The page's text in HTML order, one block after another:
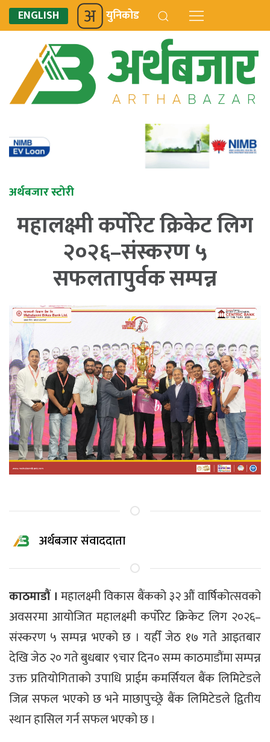
ENGLISH युनिकोड
अर्थबजार स्टोरी
महालक्ष्मी कर्पोरेट क्रिकेट लिग
२०२६–संस्करण ५
सफलतापुर्वक सम्पन्न
अर्थबजार संवाददाता
काठमाडौं । महालक्ष्मी विकास बैंकको ३२ औं वार्षिकोत्सवको
अवसरमा आयोजित महालक्ष्मी कर्पोरेट क्रिकेट लिग २०२६–
संस्करण ५ सम्पन्न भएको छ । यहीँ जेठ १७ गते आइतबार
देखि जेठ २० गते बुधबार ९चार दिन० सम्म काठमाडौंमा सम्पन्न
उक्त प्रतियोगिताको उपाधि प्राईम कमर्सियल बैंक लिमिटेडले
जित्न सफल भएको छ भने माछापुच्छ्रे बैंक लिमिटेडले द्वितीय
स्थान हासिल गर्न सफल भएको छ ।